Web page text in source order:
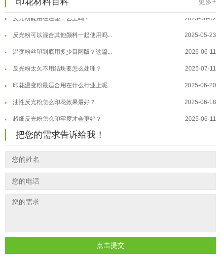
温变粉"烤"问：长期加... 2026-07-07
温变粉耐温真相：注塑"高温炼... 2026-07-03
夜间安全卫士：丝印反光粉搭配全攻... 2026-01-20
更多+
反光粉能用在注塑工艺上吗？ 2025-06-02
反光粉可以混合其他颜料一起使用吗... 2025-05-23
温变粉丝印到底用多少目网版？这篇... 2026-06-11
反光粉太久不用结块要怎么处理？ 2025-07-11
印花温变粉最适合用在什么行业上呢... 2025-06-20
油性反光粉怎么印花效果最好？ 2025-06-18
超细反光粉怎么印牢度才会更好？ 2025-06-11
反光粉是永久有效的吗？能用多久？
反光粉能用在注塑工艺上吗？
反光粉可以混合其他颜料一起使用吗...
把您的需求告诉给我！
点击提交